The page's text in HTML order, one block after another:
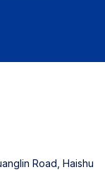
Road, Haishu